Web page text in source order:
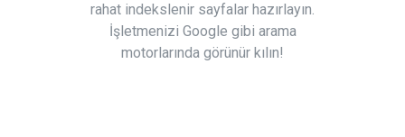
rahat indekslenir sayfalar hazırlayın.
İşletmenizi Google gibi arama
motorlarında görünür kılın!